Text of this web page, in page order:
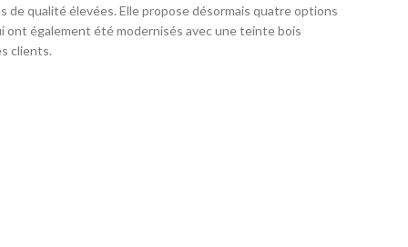
de qualité élevées. Elle propose désormais quatre options
ont également été modernisés avec une teinte bois
clients.